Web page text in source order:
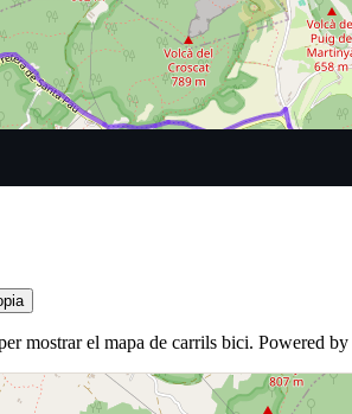
mostrar el mapa de carrils bici. Powered by